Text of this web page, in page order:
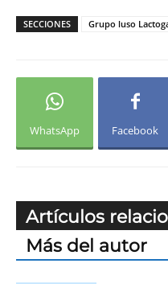
SECCIONES Grupo luso
WhatsApp Facebook
Artículos
Más del autor